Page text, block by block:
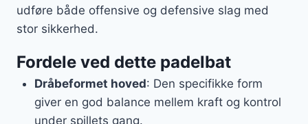
udføre både offensive og defensive slag med
stor sikkerhed.
Fordele ved dette padelbat
Dråbeformet hoved: Den specifikke form
giver en god balance mellem kraft og kontrol
under spillets gang.